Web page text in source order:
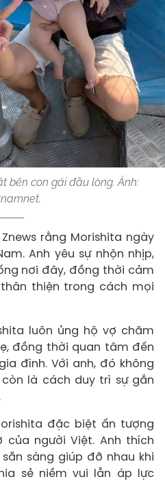
bên con gái đầu lòng. Ảnh:
rằng Morishita ngày
Anh yêu sự nhộn nhịp,
nơi đây, đồng thời cảm
thiện trong cách mọi
luôn ủng hộ vợ chăm
đồng thời quan tâm đến
đình. Với anh, đó không
là cách duy trì sự gắn
đặc biệt ấn tượng
người Việt. Anh thích
sàng giúp đỡ nhau khi
sẻ niềm vui lẫn áp lực